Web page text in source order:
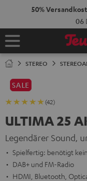
STEREO
SALE
(42)
ULTIMA 25
Legendärer Sound,
Spielfertig: benötigt
DAB+ und FM-Radio
HDMI, Bluetooth,